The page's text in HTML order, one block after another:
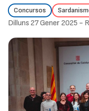
Concursos
Dilluns 27 Gener 2025 -